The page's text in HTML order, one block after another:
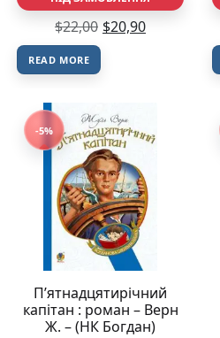
$22,00 $20,90
READ MORE
-5%
П’ятнадцятирічний
капітан : роман – Верн
Ж. – (НК Богдан)